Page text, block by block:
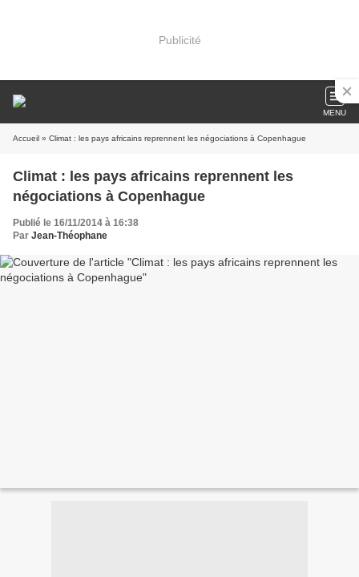
Publicité
MENU
Accueil » Climat : les pays africains reprennent les négociations à Copenhague
Climat : les pays africains reprennent les
négociations à Copenhague
Publié le 16/11/2014 à 16:38
Par Jean-Théophane